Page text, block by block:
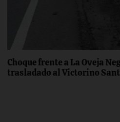
Choque frente a La Oveja
trasladado al Victorino